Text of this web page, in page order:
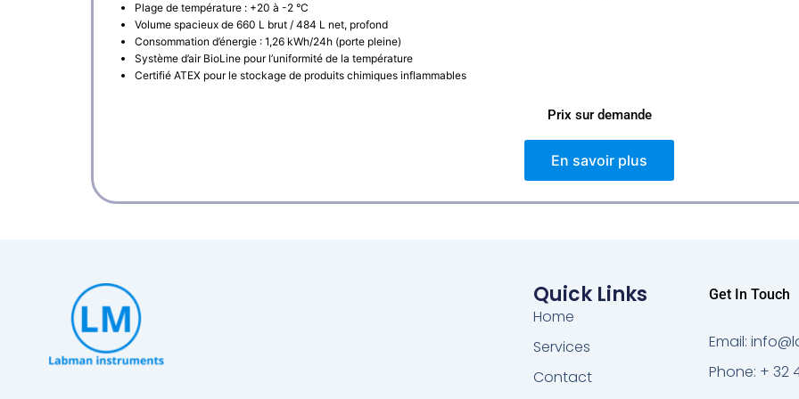
Plage de température : +20 à -2 °C
Volume spacieux de 660 L brut / 484 L net, profond
Consommation d’énergie : 1,26 kWh/24h (porte pleine)
Système d’air BioLine pour l’uniformité de la température
Certifié ATEX pour le stockage de produits chimiques inflammables
Prix sur demande
En savoir plus
Quick Links
Home
Services
Contact
Get In Touch
Email:
Phone: + 32